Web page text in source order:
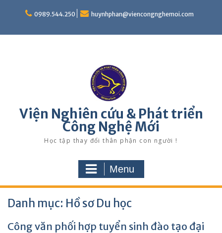
0989.544.250 huynhphan@viencongnghemoi.com
Viện Nghiên cứu & Phát triển
Công Nghệ Mới
Học tập thay đổi thân phận con người !
Menu
Danh mục: Hồ sơ Du học
Công văn phối hợp tuyển sinh đào tạo đại